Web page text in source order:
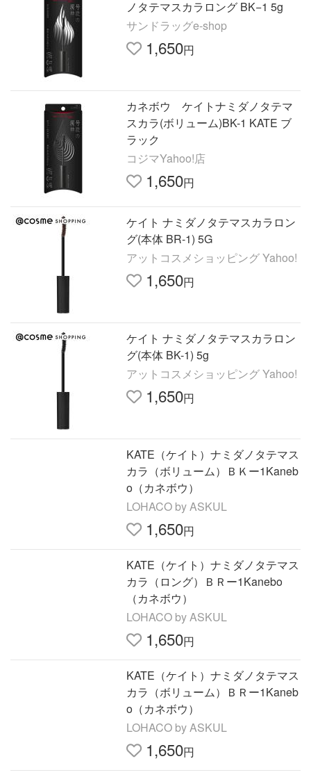
ノタテマスカラロング BK−1 5g
サンドラッグe-shop
1,650円
カネボウ ケイトナミダノタテマ
スカラ(ボリューム)BK-1 KATE ブ
ラック
コジマYahoo!店
1,650円
ケイト ナミダノタテマスカラロン
グ(本体 BR-1) 5G
アットコスメショッピング Yahoo!
1,650円
ケイト ナミダノタテマスカラロン
グ(本体 BK-1) 5g
アットコスメショッピング Yahoo!
1,650円
KATE（ケイト）ナミダノタテマス
カラ（ボリューム）ＢＫー1Kaneb
o（カネボウ）
LOHACO by ASKUL
1,650円
KATE（ケイト）ナミダノタテマス
カラ（ロング）ＢＲー1Kanebo
（カネボウ）
LOHACO by ASKUL
1,650円
KATE（ケイト）ナミダノタテマス
カラ（ボリューム）ＢＲー1Kaneb
o（カネボウ）
LOHACO by ASKUL
1,650円